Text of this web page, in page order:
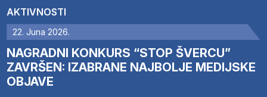
AKTIVNOSTI
22. Juna 2026.
NAGRADNI KONKURS “STOP ŠVERCU”
ZAVRŠEN: IZABRANE NAJBOLJE MEDIJSKE
OBJAVE